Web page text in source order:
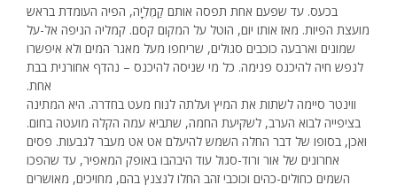
בכעס. עד שפעם אחת תפסה אותם קַמֶלְיָה, הפיה העומדת בראש
מועצת הפיות. מאז אותו יום, הוטל על המקום קסם. קמליה הניפה אל-על
שמונים וארבעה כוכבים סגולים, שריחפו מעל מאגר המים ולא איפשרו
לנפש חיה להיכנס פנימה. כל מי שניסה להיכנס – נהדף אחורנית בבת
אחת.
ווינטר סיימה לשתות את המיץ ועלתה לנוח מעט בחדרה. היא המתינה
בציפייה לבוא הערב, לשקיעת החמה, שתביא עמה הקלה מועטה בחום.
ואכן, בסופו של דבר החלה השמש להיעלם אט אט מעבר לגבעות. פסים
אחרונים של אור ורוד-סגול עוד היבהבו באופק המאפיר, עד שהפכו
השמים כחולים-כהים וכוכבי זהב החלו לנצנץ בהם, מחויכים, מאושרים